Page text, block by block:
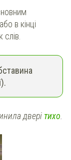
в кінці
двері тихо